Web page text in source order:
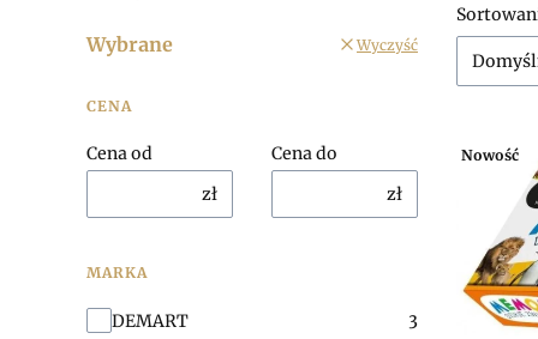
Wybrane Wyczyść
CENA
Cena od
zł
Cena do
zł
MARKA
Marka
DEMART 3
Lista
Nowość